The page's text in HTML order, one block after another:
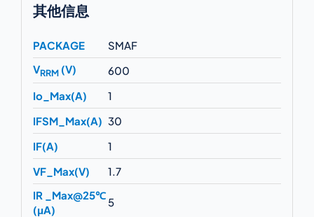
其他信息
PACKAGE
SMAF
VRRM(V)
600
Io_Max(A)
1
IFSM_Max(A) 30
IF(A)
1
VF_Max(V)
1.7
IR _Max@25℃
(μA)
5